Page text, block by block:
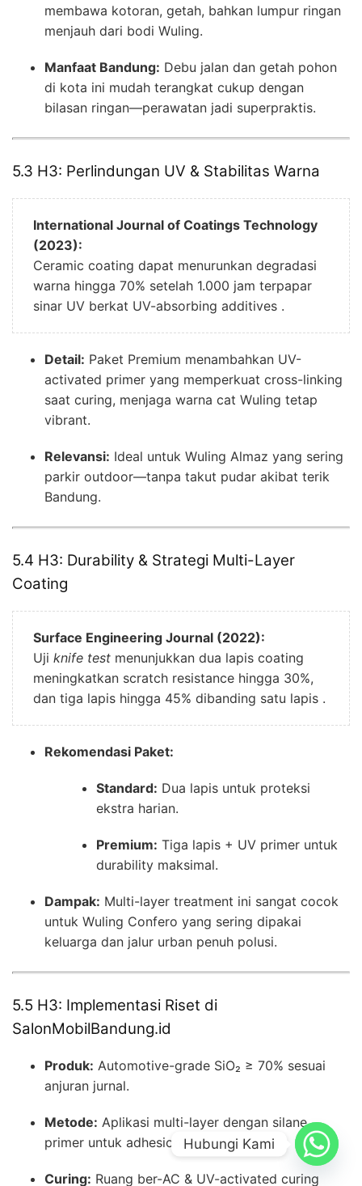
membawa kotoran, getah, bahkan lumpur ringan
menjauh dari bodi Wuling.
Manfaat Bandung: Debu jalan dan getah pohon
di kota ini mudah terangkat cukup dengan
bilasan ringan—perawatan jadi superpraktis.
5.3 H3: Perlindungan UV & Stabilitas Warna
International Journal of Coatings Technology
(2023):
Ceramic coating dapat menurunkan degradasi
warna hingga 70% setelah 1.000 jam terpapar
sinar UV berkat UV-absorbing additives .
Detail: Paket Premium menambahkan UV-
activated primer yang memperkuat cross-linking
saat curing, menjaga warna cat Wuling tetap
vibrant.
Relevansi: Ideal untuk Wuling Almaz yang sering
parkir outdoor—tanpa takut pudar akibat terik
Bandung.
5.4 H3: Durability & Strategi Multi-Layer
Coating
Surface Engineering Journal (2022):
Uji knife test menunjukkan dua lapis coating
meningkatkan scratch resistance hingga 30%,
dan tiga lapis hingga 45% dibanding satu lapis .
Rekomendasi Paket:
Standard: Dua lapis untuk proteksi
ekstra harian.
Premium: Tiga lapis + UV primer untuk
durability maksimal.
Dampak: Multi-layer treatment ini sangat cocok
untuk Wuling Confero yang sering dipakai
keluarga dan jalur urban penuh polusi.
5.5 H3: Implementasi Riset di
SalonMobilBandung.id
Produk: Automotive-grade SiO₂ ≥ 70% sesuai
anjuran jurnal.
Metode: Aplikasi multi-layer dengan silane
primer untuk adhesion optimal.
Curing: Ruang ber-AC & UV-activated curing
Hubungi Kami